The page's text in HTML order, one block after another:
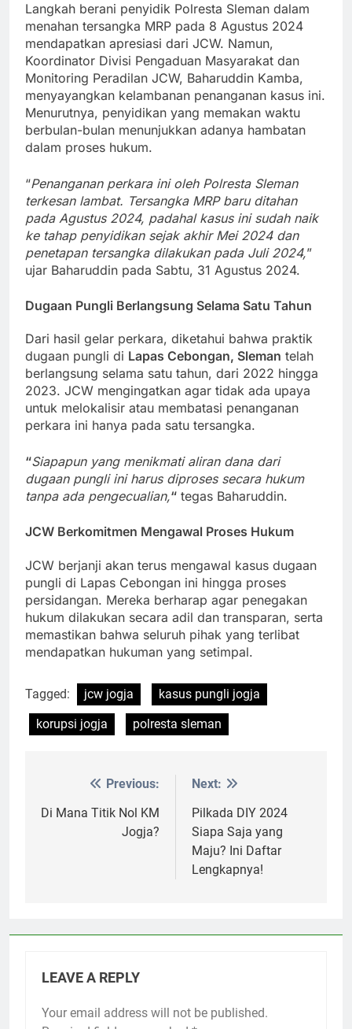
Langkah berani penyidik Polresta Sleman dalam
menahan tersangka MRP pada 8 Agustus 2024
mendapatkan apresiasi dari JCW. Namun,
Koordinator Divisi Pengaduan Masyarakat dan
Monitoring Peradilan JCW, Baharuddin Kamba,
menyayangkan kelambanan penanganan kasus ini.
Menurutnya, penyidikan yang memakan waktu
berbulan-bulan menunjukkan adanya hambatan
dalam proses hukum.
“Penanganan perkara ini oleh Polresta Sleman
terkesan lambat. Tersangka MRP baru ditahan
pada Agustus 2024, padahal kasus ini sudah naik
ke tahap penyidikan sejak akhir Mei 2024 dan
penetapan tersangka dilakukan pada Juli 2024,”
ujar Baharuddin pada Sabtu, 31 Agustus 2024.
Dugaan Pungli Berlangsung Selama Satu Tahun
Dari hasil gelar perkara, diketahui bahwa praktik
dugaan pungli di Lapas Cebongan, Sleman telah
berlangsung selama satu tahun, dari 2022 hingga
2023. JCW mengingatkan agar tidak ada upaya
untuk melokalisir atau membatasi penanganan
perkara ini hanya pada satu tersangka.
“Siapapun yang menikmati aliran dana dari
dugaan pungli ini harus diproses secara hukum
tanpa ada pengecualian,“ tegas Baharuddin.
JCW Berkomitmen Mengawal Proses Hukum
JCW berjanji akan terus mengawal kasus dugaan
pungli di Lapas Cebongan ini hingga proses
persidangan. Mereka berharap agar penegakan
hukum dilakukan secara adil dan transparan, serta
memastikan bahwa seluruh pihak yang terlibat
mendapatkan hukuman yang setimpal.
Tagged: jcw jogja
kasus pungli jogja
korupsi jogja
polresta sleman
navigation
Previous:
Di Mana Titik Nol KM
Jogja?
Next:
Pilkada DIY 2024
Siapa Saja yang
Maju? Ini Daftar
Lengkapnya!
LEAVE A REPLY
Your email address will not be published.